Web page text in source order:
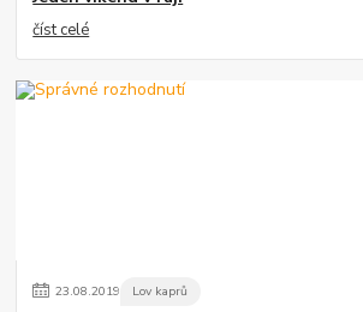
číst celé
23.08.2019 Lov kaprů